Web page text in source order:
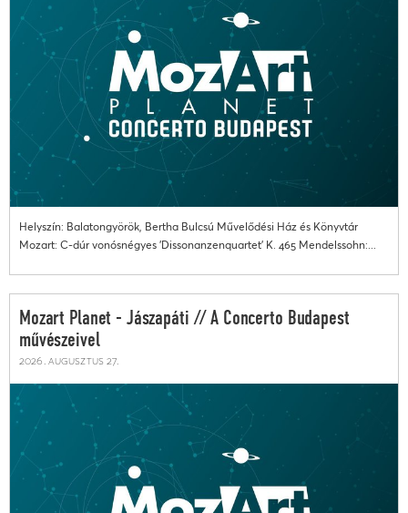
Helyszín: Balatongyörök, Bertha Bulcsú Művelődési Ház és Könyvtár
Mozart: C-dúr vonósnégyes 'Dissonanzenquartet' K. 465 Mendelssohn:...
Mozart Planet - Jászapáti // A Concerto Budapest
művészeivel
2026. augusztus 27.